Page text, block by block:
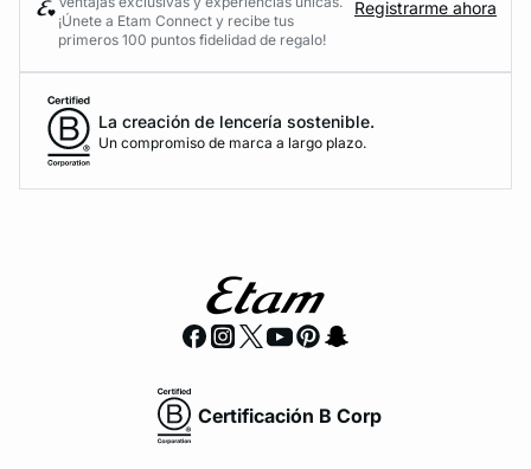
¡Únete a Etam Connect y recibe tus
primeros 100 puntos fidelidad de regalo!
Registrarme ahora
La creación de lencería sostenible.
Un compromiso de marca a largo plazo.
Certificación B Corp